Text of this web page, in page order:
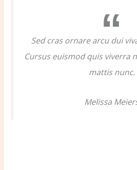
Sed cras ornare arcu dui
Cursus euismod quis viverra
mattis nunc.
Melissa